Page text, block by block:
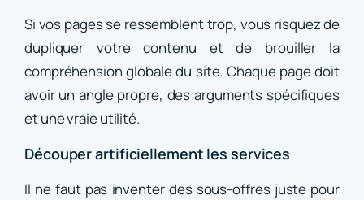
Si vos pages se ressemblent trop, vous risquez de
dupliquer votre contenu et de brouiller la
compréhension globale du site. Chaque page doit
avoir un angle propre, des arguments spécifiques
et une vraie utilité.
Découper artificiellement les services
Il ne faut pas inventer des sous-offres juste pour